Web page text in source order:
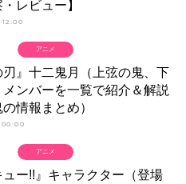
レビュー】
刃』十二鬼月（上弦の鬼、下
ンバーを一覧で紹介＆解説
の情報まとめ）
アニメ
ュー!!』キャラクター（登場
アニメ